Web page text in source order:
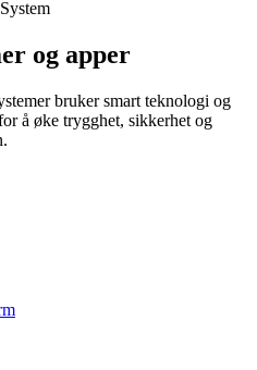
og apper
bruker smart teknologi og
å øke trygghet, sikkerhet og